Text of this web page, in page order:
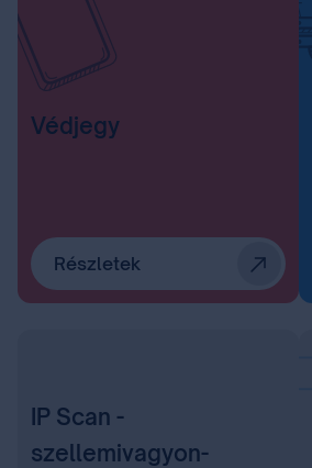
Védjegy
Részletek
IP Scan -
szellemivagyon-